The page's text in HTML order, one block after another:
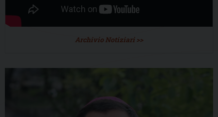
Archivio Notiziari >>